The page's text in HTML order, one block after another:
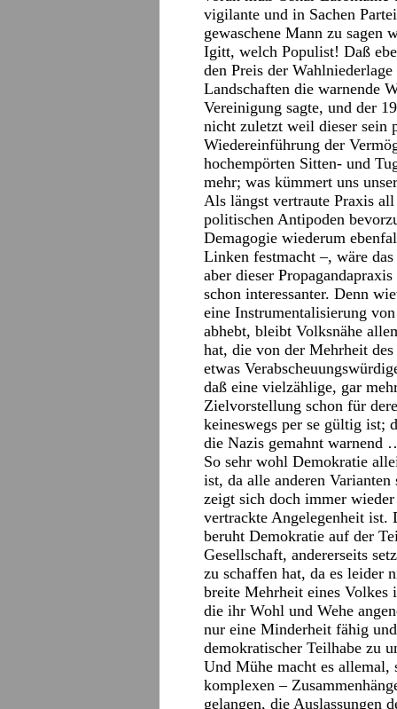
vigilante und in Sachen
gewaschene Mann zu sagen
Igitt, welch Populist! Daß
den Preis der
Landschaften die warnende
Vereinigung sagte, und der
nicht zuletzt weil dieser sein
Wiedereinführung der
hochempörten Sitten- und
mehr; was kümmert uns
Als längst vertraute Praxis
politischen Antipoden
Demagogie wiederum
Linken festmacht –, wäre
aber dieser
schon interessanter. Denn
eine Instrumentalisierung
abhebt, bleibt Volksnähe
hat, die von der Mehrheit
etwas
daß eine vielzählige, gar
Zielvorstellung schon für
keineswegs per se gültig ist;
die Nazis gemahnt warnend
So sehr wohl Demokratie
ist, da alle anderen
zeigt sich doch immer
vertrackte Angelegenheit ist.
beruht Demokratie auf der
Gesellschaft, andererseits
zu schaffen hat, da es leider
breite Mehrheit eines Volkes
die ihr Wohl und Wehe
nur eine Minderheit fähig
demokratischer Teilhabe zu
Und Mühe macht es
komplexen –
gelangen, die Auslassungen